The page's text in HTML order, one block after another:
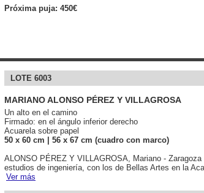
Próxima puja: 450€
LOTE 6003
MARIANO ALONSO PÉREZ Y VILLAGROSA
Un alto en el camino
Firmado: en el ángulo inferior derecho
Acuarela sobre papel
50 x 60 cm | 56 x 67 cm (cuadro con marco)
ALONSO PÉREZ Y VILLAGROSA, Mariano -
estudios de ingeniería, con los de Bellas Artes en la
Ver más